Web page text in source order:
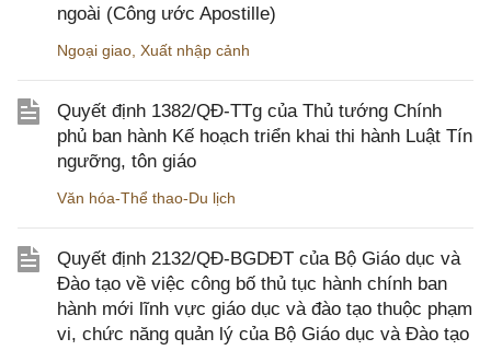
ngoài (Công ước Apostille)
Ngoại giao Xuất nhập cảnh
Quyết định 1382/QĐ-TTg của Thủ tướng Chính
phủ ban hành Kế hoạch triển khai thi hành Luật Tín
ngưỡng, tôn giáo
Văn hóa-Thể thao-Du lịch
Quyết định 2132/QĐ-BGDĐT của Bộ Giáo dục và
Đào tạo về việc công bố thủ tục hành chính ban
hành mới lĩnh vực giáo dục và đào tạo thuộc phạm
vi, chức năng quản lý của Bộ Giáo dục và Đào tạo